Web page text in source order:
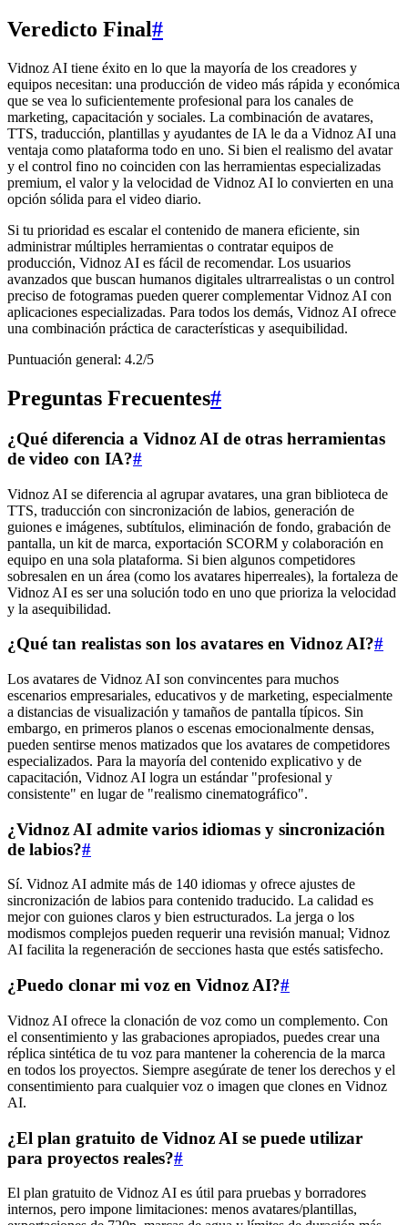
Veredicto Final#
Vidnoz AI tiene éxito en lo que la mayoría de los creadores y
equipos necesitan: una producción de video más rápida y económica
que se vea lo suficientemente profesional para los canales de
marketing, capacitación y sociales. La combinación de avatares,
TTS, traducción, plantillas y ayudantes de IA le da a Vidnoz AI una
ventaja como plataforma todo en uno. Si bien el realismo del avatar
y el control fino no coinciden con las herramientas especializadas
premium, el valor y la velocidad de Vidnoz AI lo convierten en una
opción sólida para el video diario.
Si tu prioridad es escalar el contenido de manera eficiente, sin
administrar múltiples herramientas o contratar equipos de
producción, Vidnoz AI es fácil de recomendar. Los usuarios
avanzados que buscan humanos digitales ultrarrealistas o un control
preciso de fotogramas pueden querer complementar Vidnoz AI con
aplicaciones especializadas. Para todos los demás, Vidnoz AI ofrece
una combinación práctica de características y asequibilidad.
Puntuación general: 4.2/5
Preguntas Frecuentes#
¿Qué diferencia a Vidnoz AI de otras herramientas
de video con IA?#
Vidnoz AI se diferencia al agrupar avatares, una gran biblioteca de
TTS, traducción con sincronización de labios, generación de
guiones e imágenes, subtítulos, eliminación de fondo, grabación de
pantalla, un kit de marca, exportación SCORM y colaboración en
equipo en una sola plataforma. Si bien algunos competidores
sobresalen en un área (como los avatares hiperreales), la fortaleza de
Vidnoz AI es ser una solución todo en uno que prioriza la velocidad
y la asequibilidad.
¿Qué tan realistas son los avatares en Vidnoz AI?#
Los avatares de Vidnoz AI son convincentes para muchos
escenarios empresariales, educativos y de marketing, especialmente
a distancias de visualización y tamaños de pantalla típicos. Sin
embargo, en primeros planos o escenas emocionalmente densas,
pueden sentirse menos matizados que los avatares de competidores
especializados. Para la mayoría del contenido explicativo y de
capacitación, Vidnoz AI logra un estándar "profesional y
consistente" en lugar de "realismo cinematográfico".
¿Vidnoz AI admite varios idiomas y sincronización
de labios?#
Sí. Vidnoz AI admite más de 140 idiomas y ofrece ajustes de
sincronización de labios para contenido traducido. La calidad es
mejor con guiones claros y bien estructurados. La jerga o los
modismos complejos pueden requerir una revisión manual; Vidnoz
AI facilita la regeneración de secciones hasta que estés satisfecho.
¿Puedo clonar mi voz en Vidnoz AI?#
Vidnoz AI ofrece la clonación de voz como un complemento. Con
el consentimiento y las grabaciones apropiados, puedes crear una
réplica sintética de tu voz para mantener la coherencia de la marca
en todos los proyectos. Siempre asegúrate de tener los derechos y el
consentimiento para cualquier voz o imagen que clones en Vidnoz
AI.
¿El plan gratuito de Vidnoz AI se puede utilizar
para proyectos reales?#
El plan gratuito de Vidnoz AI es útil para pruebas y borradores
internos, pero impone limitaciones: menos avatares/plantillas,